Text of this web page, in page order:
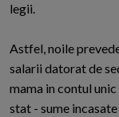
legii.
Astfel, noile
salarii datorat de
mama in contul
stat - sume